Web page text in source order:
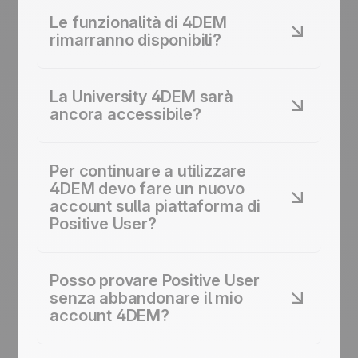
campagne resteranno disponibili e pienamente
accessibili all’interno della piattaforma, senza
alcuna modifica.
Le funzionalità di 4DEM
rimarranno disponibili?
marketing, gestione contatti, analisi delle
performance, ecc.) resta disponibile e invariata.
La University 4DEM sarà
ancora accessibile?
approfondimenti restano a tua disposizione allo
stesso indirizzo:university.4dem.it.
Per continuare a utilizzare
4DEM devo fare un nuovo
account sulla piattaforma di
Positive User?
accessibile con le stesse credenziali che utilizzi
attualmente.
Posso provare Positive User
senza abbandonare il mio
account 4DEM?